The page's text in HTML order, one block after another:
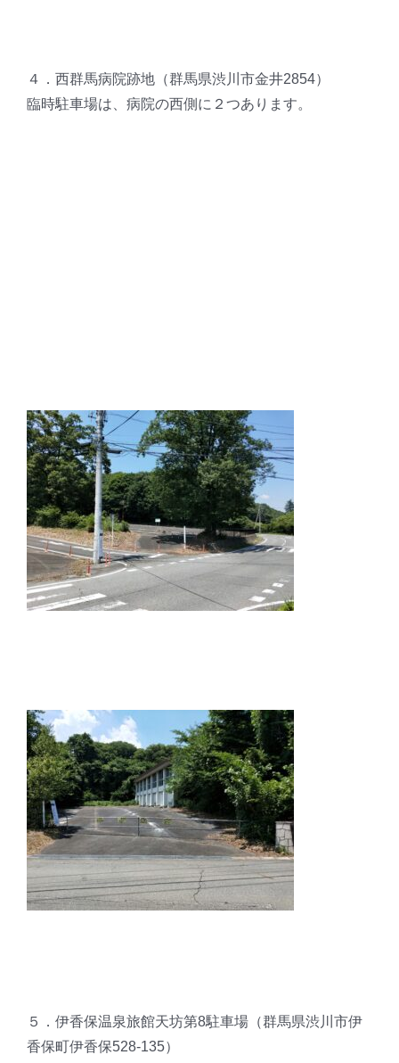
４．西群馬病院跡地（群馬県渋川市金井2854）
臨時駐車場は、病院の西側に２つあります。
５．伊香保温泉旅館天坊第8駐車場（群馬県渋川市伊
香保町伊香保528-135）